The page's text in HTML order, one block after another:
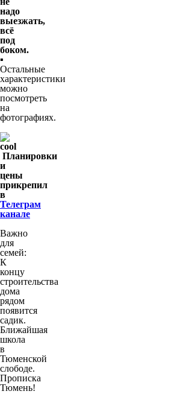
надо
выезжать,
всё
под
боком.
▪️
Остальные
характеристики
можно
посмотреть
на
фотографиях.
Планировки
и
цены
прикрепил
в
Телеграм
канале
Важно
для
семей:
К
концу
строительства
дома
рядом
появится
садик.
Ближайшая
школа
в
Тюменской
слободе.
Прописка
Тюмень!